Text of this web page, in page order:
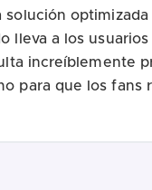
solución
lleva a los
increíblemente
para que los fans